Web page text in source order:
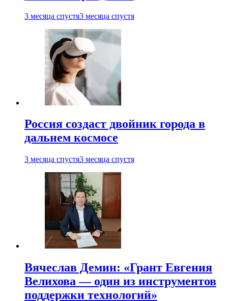
3 месяца спустя3 месяца спустя
Россия создаст двойник города в
дальнем космосе
3 месяца спустя3 месяца спустя
Вячеслав Демин: «Грант Евгения
Велихова — один из инструментов
поддержки технологий»